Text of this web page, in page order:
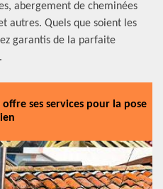
abergement de cheminées
autres. Quels que soient les
garantis de la parfaite
ses services pour la pose